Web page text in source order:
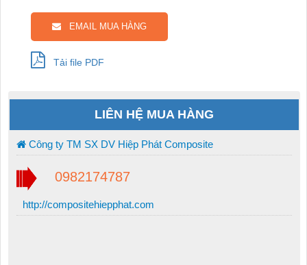
EMAIL MUA HÀNG
Tải file PDF
LIÊN HỆ MUA HÀNG
Công ty TM SX DV Hiệp Phát Composite
0982174787
http://compositehiepphat.com